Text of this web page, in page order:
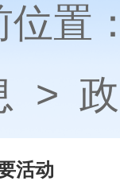
位置
>
活动